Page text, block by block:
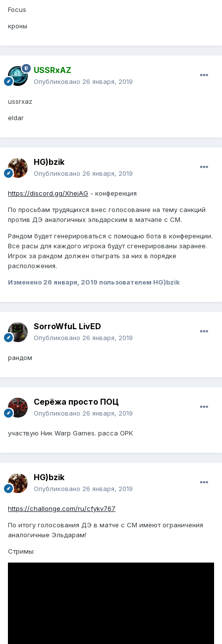
Focus
кроны
USSRxAZ
Опубликовано 26 января, 2019
ussrxaz
eldar
HG)bzik
Опубликовано 26 января, 2019
https://discord.gg/XhejAG - конференция
По просьбам трудящихся внес голосование на тему санкций
против ДЭ аналогичных эльдарским в матчапе с СМ.
Рандом будет генерироваться с помощью бота в конференции.
Все расы для каждого игрока будут сгенерированы заранее.
Игрок за рандом должен отыграть за них в порядке
расположения.
Изменено 26 января, 2019 пользователем HG)bzik
SorroWfuL LivED
Опубликовано 26 января, 2019
рандом
Серёжа просто ПОЦ
Опубликовано 26 января, 2019
участвую Ник Warp Games. расса ОРК
HG)bzik
Опубликовано 26 января, 2019
https://challonge.com/ru/cfykv767
По итогу голосования ДЭ в матче с СМ имеют ограничения
аналогичные Эльдарам!
Стримы: